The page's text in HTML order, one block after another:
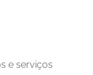
e serviços